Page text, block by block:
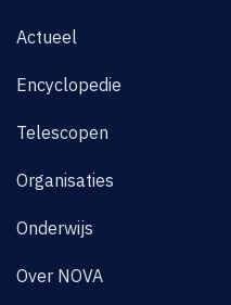
Actueel
Encyclopedie
Telescopen
Organisaties
Onderwijs
Over NOVA